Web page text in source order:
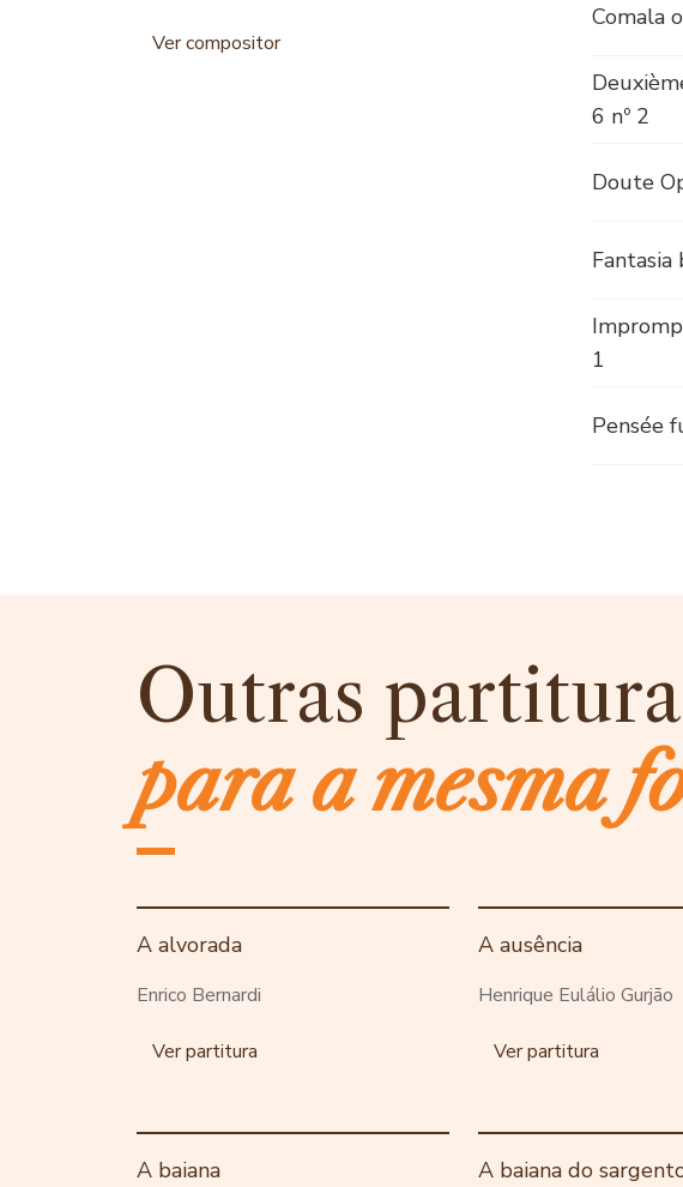
Ver compositor
Comala
6 nº 2
Doute
1
Pensée
Outras
para a mesma
A alvorada
Enrico Bernardi
Ver partitura
A ausência
Henrique Eulálio Gurjão
Ver partitura
A baiana A baiana do